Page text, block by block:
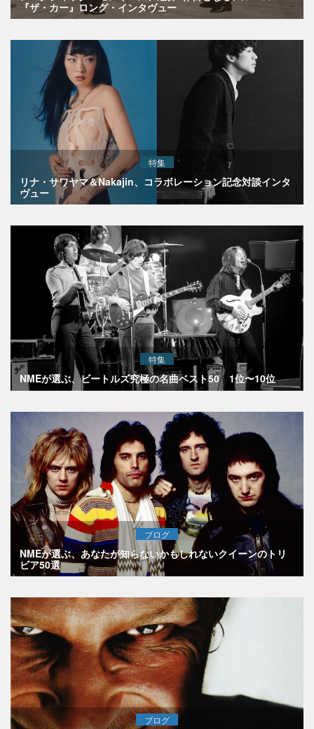
『ザ・カー』ロング・インタヴュー
特集
リナ・サワヤマ＆Nakajin、コラボレーション記念対談インタ
ヴュー
特集
NMEが選ぶ、ビートルズ究極の名曲ベスト50 1位〜10位
ブログ
NMEが選ぶ、あなたが知らないかもしれないクイーンのトリ
ビア50選
ブログ